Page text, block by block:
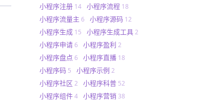
小程序注册 14 小程序流程 18
小程序流量主 6 小程序源码 12
小程序生成 15 小程序生成工具 2
小程序申请 6 小程序盈利 2
小程序盘点 6 小程序直播 18
小程序码 5 小程序示例 2
小程序社区 2 小程序科普 52
小程序组件 4 小程序营销 38